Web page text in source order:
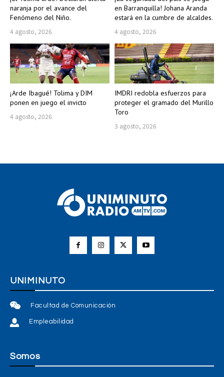
naranja por el avance del
Fenómeno del Niño.
4 agosto, 2026
en Barranquilla! Johana Aranda
estará en la cumbre de alcaldes.
4 agosto, 2026
¡Arde Ibagué! Tolima y DIM
ponen en juego el invicto
4 agosto, 2026
IMDRI redobla esfuerzos para
proteger el gramado del Murillo
Toro
3 agosto, 2026
UNIMINUTO
Facultad de Comunicación
Empleabilidad
Somos